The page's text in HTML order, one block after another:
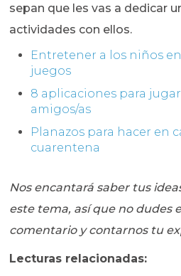
sepan que les vas a dedicar
actividades con ellos.
Entretener a los niños
juegos
8 aplicaciones para
amigos/as
Planazos para hacer en
cuarentena
Nos encantará saber tus
este tema, así que no dudes
comentario y contarnos tu
Lecturas relacionadas: